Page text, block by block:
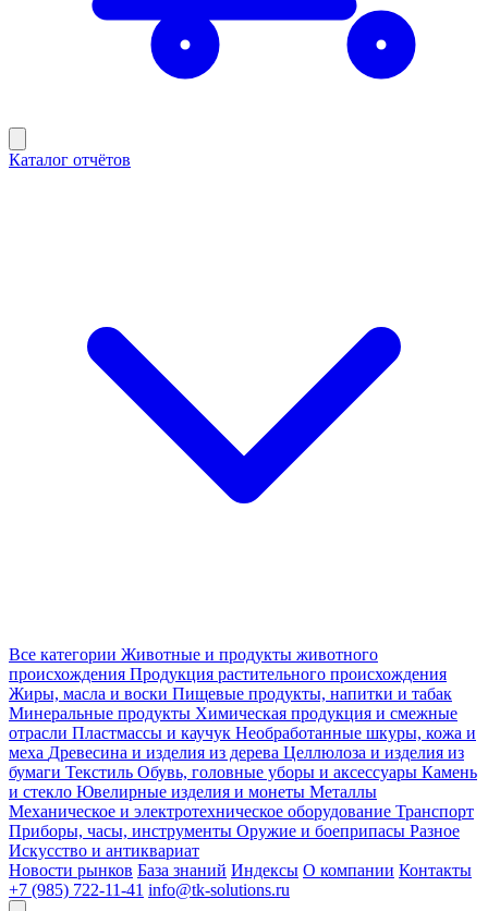
Каталог отчётов
Все категории Животные и продукты животного
происхождения Продукция растительного происхождения
Жиры, масла и воски Пищевые продукты, напитки и табак
Минеральные продукты Химическая продукция и смежные
отрасли Пластмассы и каучук Необработанные шкуры, кожа и
меха Древесина и изделия из дерева Целлюлоза и изделия из
бумаги Текстиль Обувь, головные уборы и аксессуары Камень
и стекло Ювелирные изделия и монеты Металлы
Механическое и электротехническое оборудование Транспорт
Приборы, часы, инструменты Оружие и боеприпасы Разное
Искусство и антиквариат
Новости рынков База знаний Индексы О компании Контакты
+7 (985) 722-11-41 info@tk-solutions.ru